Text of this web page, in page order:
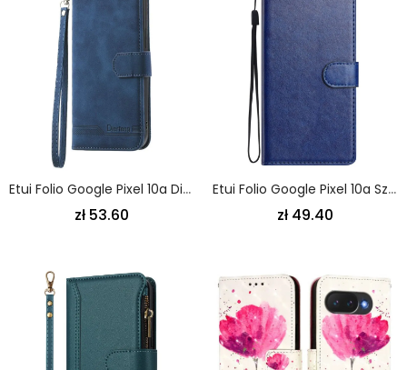
Etui Folio Google Pixel 10a Dierfeng Etui Ochronne
zł 53.60
Etui Folio Google Pixel 10a Sztuczna Skóra Etui Ochronne
zł 49.40